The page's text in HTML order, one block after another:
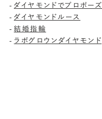
-ダイヤモンドでプロポーズ
-ダイヤモンドルース
-結婚指輪
- ラボグロウンダイヤモンド